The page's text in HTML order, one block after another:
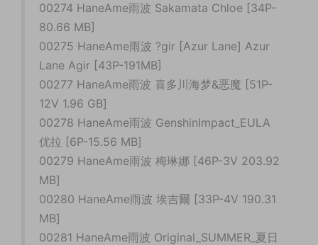
00274 HaneAme雨波 Sakamata Chloe [34P-
80.66 MB]
00275 HaneAme雨波 ?gir [Azur Lane] Azur
Lane Agir [43P-191MB]
00277 HaneAme雨波 喜多川海梦&恶魔 [51P-
12V 1.96 GB]
00278 HaneAme雨波 GenshinImpact_EULA
优拉 [6P-15.56 MB]
00279 HaneAme雨波 梅琳娜 [46P-3V 203.92
MB]
00280 HaneAme雨波 埃吉爾 [33P-4V 190.31
MB]
00281 HaneAme雨波 Original_SUMMER_夏日